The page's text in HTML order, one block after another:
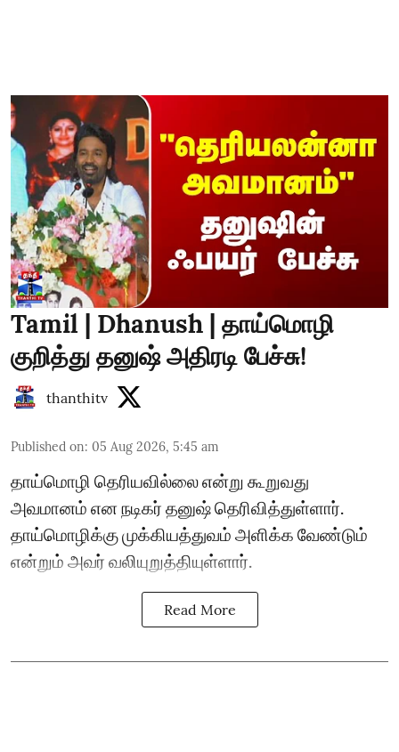
Tamil | Dhanush | தாய்மொழி
குறித்து தனுஷ் அதிரடி பேச்சு!
thanthitv
Published on: 05 Aug 2026, 5:45 am
தாய்மொழி தெரியவில்லை என்று கூறுவது
அவமானம் என நடிகர் தனுஷ் தெரிவித்துள்ளார்.
தாய்மொழிக்கு முக்கியத்துவம் அளிக்க வேண்டும்
என்றும் அவர் வலியுறுத்தியுள்ளார்.
Read More